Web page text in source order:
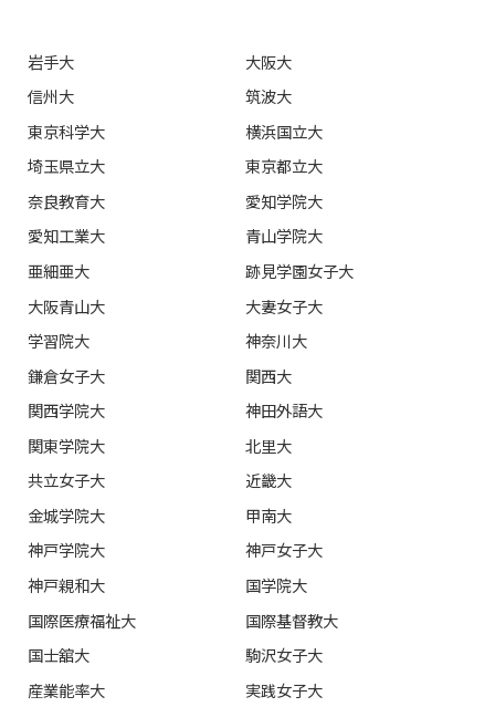
岩手大
大阪大
信州大
筑波大
東京科学大
横浜国立大
埼玉県立大
東京都立大
奈良教育大
愛知学院大
愛知工業大
青山学院大
亜細亜大
跡見学園女子大
大阪青山大
大妻女子大
学習院大
神奈川大
鎌倉女子大
関西大
関西学院大
神田外語大
関東学院大
北里大
共立女子大
近畿大
金城学院大
甲南大
神戸学院大
神戸女子大
神戸親和大
国学院大
国際医療福祉大
国際基督教大
国士舘大
駒沢女子大
産業能率大
実践女子大